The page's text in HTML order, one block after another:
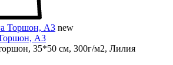
new
А3
35*50 см, 300г/м2, Лилия